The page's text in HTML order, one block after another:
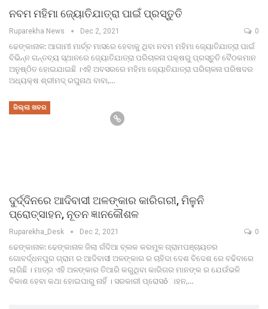
ନବମ ମହିମା ଜ୍ୟୋତିଯାତ୍ରା ପାଇଁ ପ୍ରସ୍ତୁତି
Ruparekha News Dec 2, 2021 0
ଢେଙ୍କାନାଳ: ଆଗାମୀ ମାର୍ଚ୍ଚ ମାସରେ ହେବାକୁ ଥିବା ନବମ ମହିମା ଜ୍ୟୋତିଯାତ୍ରା ପାଇଁ
ବିଭିନ୍ନ ଗନ୍ତବ୍ୟ ସ୍ଥାନରେ ଜ୍ୟୋତିଯାତ୍ରା ପରିଚାଳନା ପକ୍ଷରୁ ପ୍ରସ୍ତୁତି ବୈଠକମାନ
ଅନୁଷ୍ଠିତ ହୋଇଯାଇଛି ।ଏହି ଅବସରରେ ମହିମା ଜ୍ୟୋତିଯାତ୍ରା ପରିଚାଳନା ପରିଷଦର
ଅଧ୍ୟକ୍ଷ ଶ୍ରୀମଦ୍ ରଘୁନାଥ ବାବା,…
ଜିଲ୍ଲା ଖବର
ଦୁର୍ଦ୍ଦିନରେ ଆଦିବାସୀ ଅଳଙ୍କାର କାରିଗରୀ, ମିଳୁନି
ପ୍ରୋତ୍ସାହନ, ନୂତନ ଜ୍ଞାନକୌଶଳ
Ruparekha_Desk Dec 2, 2021 0
ଢେଙ୍କାନାଳ: ଢେଙ୍କାନାଳ ଜିଲା ଗଁଦିଆ ବ୍ଲକ କରମୁଳ ଗ୍ରାମପଞ୍ଚାୟତର
ଗୋବର୍ଦ୍ଧନପୁର ଗ୍ରାମ ର ଆଦିବାସୀ ଅଳଙ୍କାର ର ଚାହିଦା ଦେଶ ବିଦେଶ ରେ ବଢିବାରେ
ଲାଗିଛି । ମାତ୍ର ଏହି ଅଳଙ୍କାର ତିଆରି କରୁଥିବା କାରିଗର ମାନଙ୍କ ର ଯେଉଁଭଳି
ବିକାଶ ହେବା କଥା ହୋଇପାରୁ ନାହିଁ । ସରକାରୀ ପ୍ରୋସôାହନ,…